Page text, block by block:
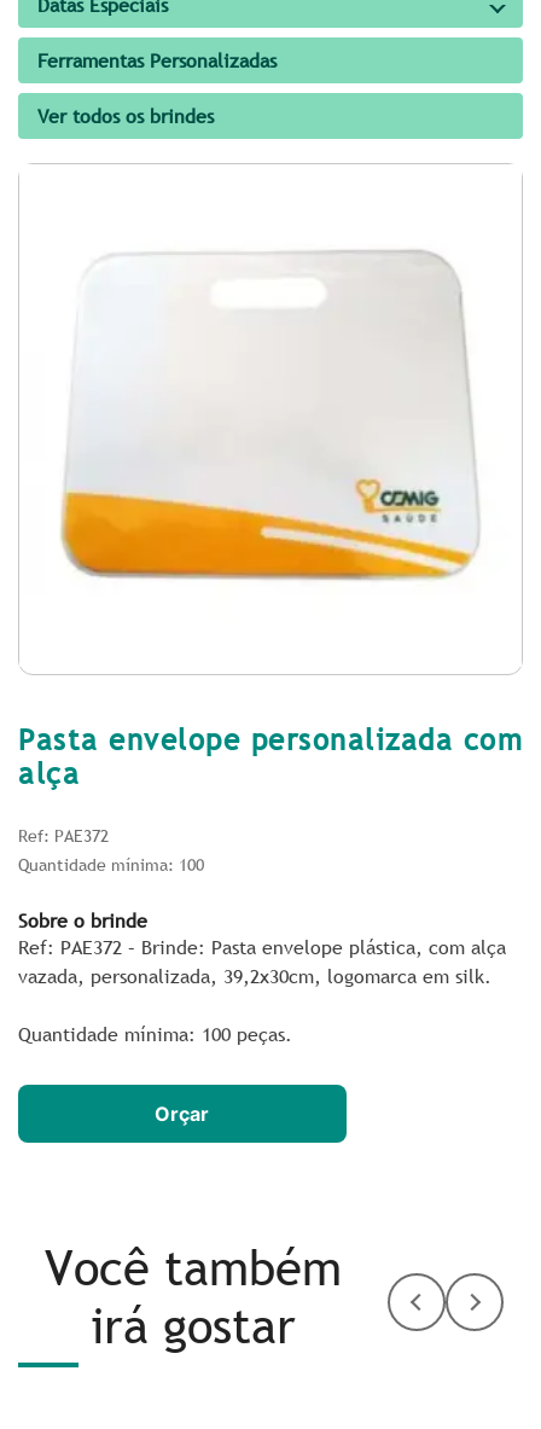
Ferramentas Personalizadas
Ver todos os brindes
Pasta envelope personalizada com
alça
Ref: PAE372
Quantidade mínima: 100
Sobre o brinde
Ref: PAE372 – Brinde: Pasta envelope plástica, com alça
vazada, personalizada, 39,2x30cm, logomarca em silk.
Quantidade mínima: 100 peças.
Orçar
Você também
irá gostar